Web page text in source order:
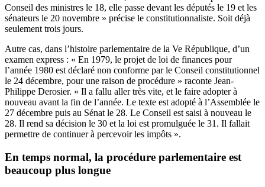
Conseil des ministres le 18, elle passe devant les députés le 19 et les
sénateurs le 20 novembre » précise le constitutionnaliste. Soit déjà
seulement trois jours.
Autre cas, dans l’histoire parlementaire de la Ve République, d’un
examen express : « En 1979, le projet de loi de finances pour
l’année 1980 est déclaré non conforme par le Conseil constitutionnel
le 24 décembre, pour une raison de procédure » raconte Jean-
Philippe Derosier. « Il a fallu aller très vite, et le faire adopter à
nouveau avant la fin de l’année. Le texte est adopté à l’Assemblée le
27 décembre puis au Sénat le 28. Le Conseil est saisi à nouveau le
28. Il rend sa décision le 30 et la loi est promulguée le 31. Il fallait
permettre de continuer à percevoir les impôts ».
En temps normal, la procédure parlementaire est
beaucoup plus longue